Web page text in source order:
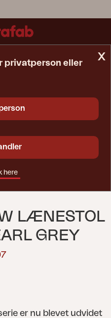
LÆNESTOL
GREY
er nu blevet udvidet
x
privatperson eller
here